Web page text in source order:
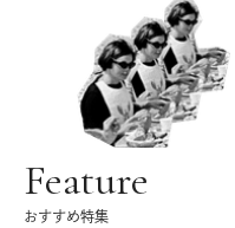
Feature
おすすめ特集